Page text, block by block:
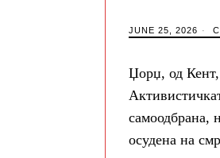
JUNE 25, 2026
Џорџ, од Кент,
самоодбрана,
осудена на